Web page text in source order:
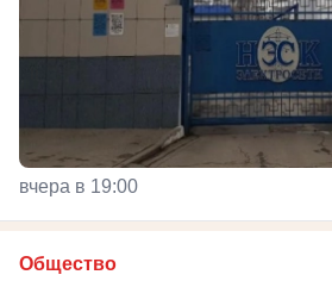
вчера в 19:00
Общество